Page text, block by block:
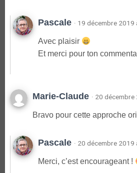
Pascale · 19 décembre 2019
Avec plaisir
Et merci pour ton
Marie-Claude · 20
Bravo pour cette approche
Pascale · 20 décembre 2019
Merci, c’est encourageant !